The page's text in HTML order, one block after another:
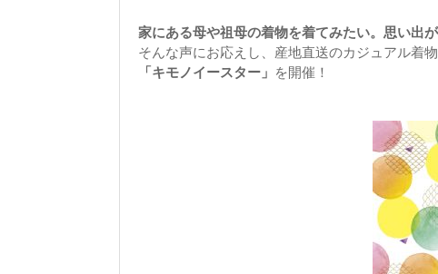
家にある母や祖母の着物を着てみたい。思い
そんな声にお応えし、産地直送のカジュアル着
「キモノイースター」 を開催！